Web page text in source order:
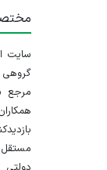
گروهی
مرجع
مستقل